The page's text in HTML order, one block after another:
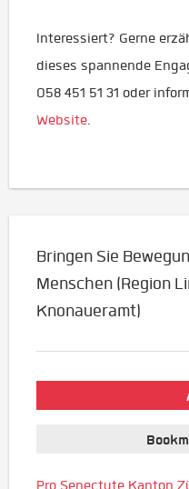
Interessiert? Gerne
dieses spannende
058 451 51 31 oder
Website.
Bringen Sie
Menschen (Region
Knonaueramt)
Pro Senectute Kanton